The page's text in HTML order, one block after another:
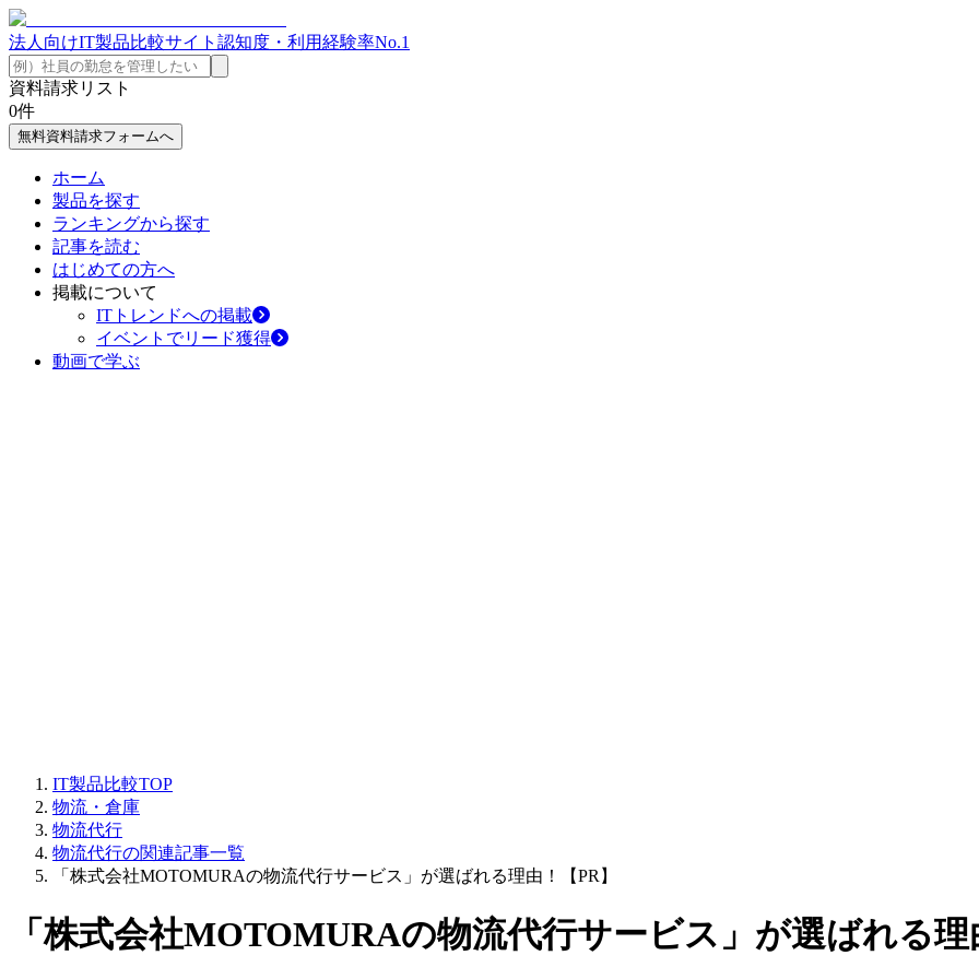
法人向けIT製品比較サイト 認知度・利用経験率No.1
資料請求リスト
0件
無料資料請求フォームへ
ホーム
製品を探す
ランキングから探す
記事を読む
はじめての方へ
掲載について
ITトレンドへの掲載
イベントでリード獲得
動画で学ぶ
IT製品比較TOP
物流・倉庫
物流代行
物流代行の関連記事一覧
「株式会社MOTOMURAの物流代行サービス」が選ばれる理由！【PR】
「株式会社MOTOMURAの物流代行サービス」が選ばれる理